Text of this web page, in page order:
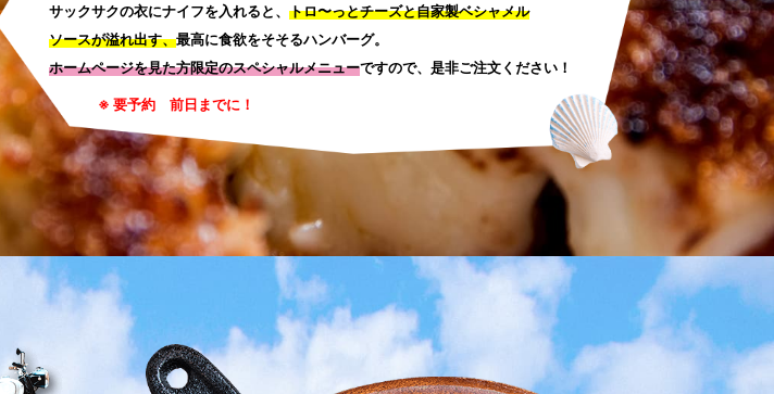
サックサクの衣にナイフを入れると、トロ〜っとチーズと自家製ベシャメル
ソースが溢れ出す、最高に食欲をそそるハンバーグ。
ホームページを見た方限定のスペシャルメニューですので、是非ご注文ください！
※ 要予約 前日までに！